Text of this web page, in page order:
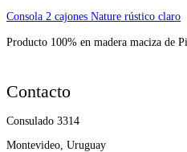
Consola 2 cajones Nature rústico claro
Producto 100% en madera maciza de
Contacto
Consulado 3314
Montevideo, Uruguay